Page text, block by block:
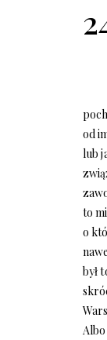
od
lub
to
o
był